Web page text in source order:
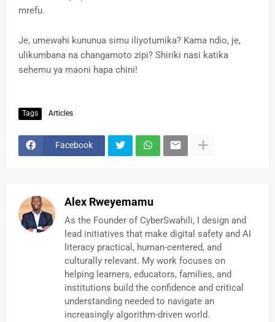
mrefu.
Je, umewahi kununua simu iliyotumika? Kama ndio, je,
ulikumbana na changamoto zipi? Shiriki nasi katika
sehemu ya maoni hapa chini!
Tags Articles
Facebook
Alex Rweyemamu
As the Founder of CyberSwahili, I design and
lead initiatives that make digital safety and AI
literacy practical, human-centered, and
culturally relevant. My work focuses on
helping learners, educators, families, and
institutions build the confidence and critical
understanding needed to navigate an
increasingly algorithm-driven world.